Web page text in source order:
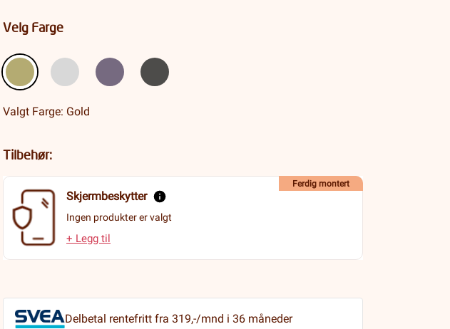
Velg Farge
Valgt Farge: Gold
Tilbehør:
Skjermbeskytter
Ingen produkter er valgt
Ferdig montert
+ Legg til
Delbetal rentefritt fra 319,-/mnd i 36 måneder